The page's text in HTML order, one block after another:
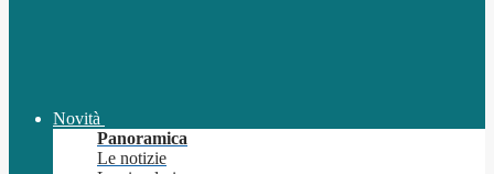
Novità
Panoramica
Le notizie